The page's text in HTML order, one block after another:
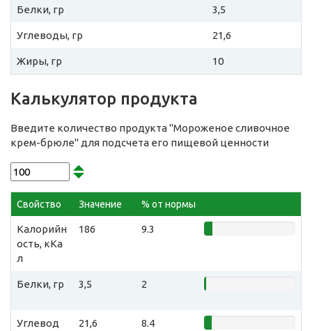
Белки, гр 3,5
Углеводы, гр 21,6
Жиры, гр 10
Калькулятор продукта
Введите количество продукта "Мороженое сливочное
крем-брюле" для подсчета его пищевой ценности
Свойство Значение % от нормы
Калорийн
ость, кКа
л
186 9.3
Белки, гр 3,5 2
Углевод
21,6 8.4